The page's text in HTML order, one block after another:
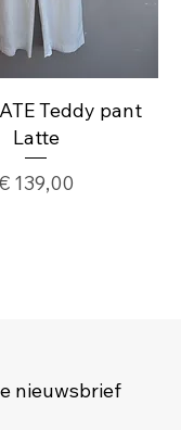
Teddy pant
Latte
139,00
nieuwsbrief